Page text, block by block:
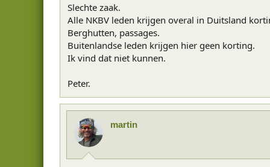
Slechte zaak.
Alle NKBV leden krijgen overal in Duitsland
Berghutten, passages.
Buitenlandse leden krijgen hier geen korting.
Ik vind dat niet kunnen.
Peter.
martin